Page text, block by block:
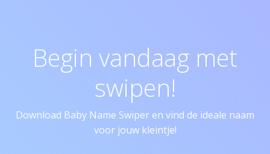
Begin vandaag met
swipen!
Download Baby Name Swiper en vind de ideale naam
voor jouw kleintje!